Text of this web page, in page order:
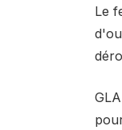
Le